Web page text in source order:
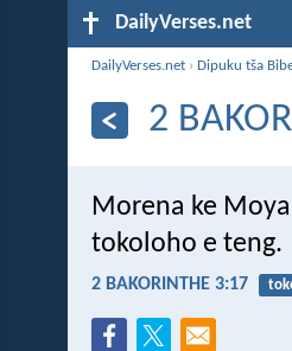
DailyVerses.net
DailyVerses.net ›Dipuku tša
2
Morena ke
tokoloho e teng.
2 BAKORINTHE 3:17